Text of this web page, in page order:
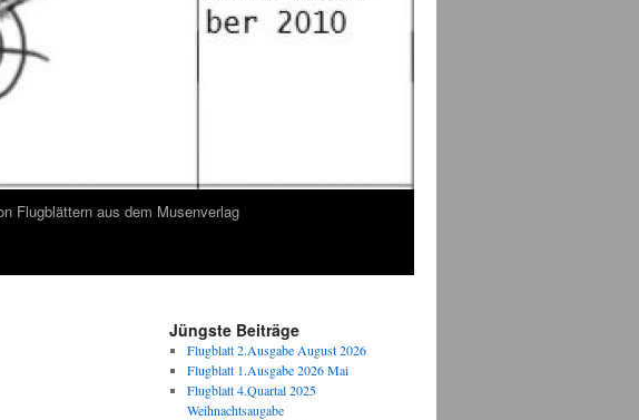
Flugblättern aus dem Musenverlag
Jüngste Beiträge
Flugblatt 2.Ausgabe August 2026
Flugblatt 1.Ausgabe 2026 Mai
Flugblatt 4.Quartal 2025
Weihnachtsaugabe